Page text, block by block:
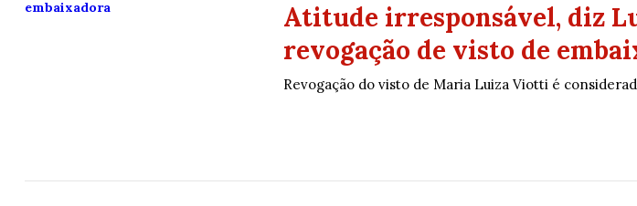
Atitude irresponsável, diz
revogação de visto de
Revogação do visto de Maria Luiza Viotti é